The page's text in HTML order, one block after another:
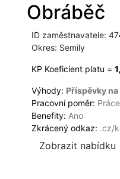
Obráběč
ID zaměstnavatele:
Okres: Semily
KP Koeficient platu =
Výhody: Příspěvky
Pracovní poměr:
Benefity: Ano
Zkrácený odkaz: .cz/
Zobrazit nabídku